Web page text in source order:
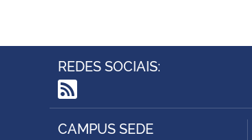
REDES SOCIAIS:
RSS
CAMPUS SEDE